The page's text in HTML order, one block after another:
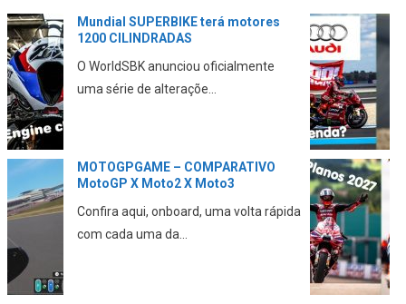
A DUCATI está a VENDA?
A Volkswagen emitiu nota sobre o
assunto CONFIRA essa m...
A DUCATI revela seu PLANO para
2027
Aqui falamos da abordagem da marca
em relação aos novos...